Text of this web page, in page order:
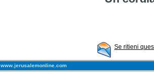
Se ritieni
www.jerusalemonline.com